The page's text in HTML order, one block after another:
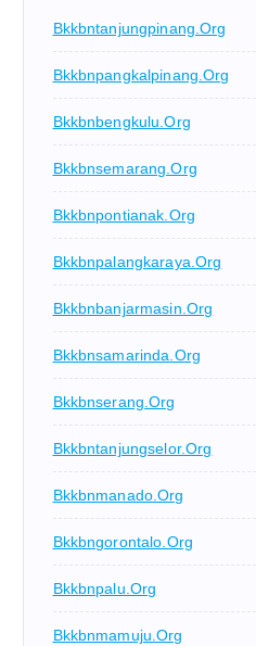
Bkkbntanjungpinang.org
Bkkbnpangkalpinang.org
Bkkbnbengkulu.org
Bkkbnsemarang.org
Bkkbnpontianak.org
Bkkbnpalangkaraya.org
Bkkbnbanjarmasin.org
Bkkbnsamarinda.org
Bkkbnserang.org
Bkkbntanjungselor.org
Bkkbnmanado.org
Bkkbngorontalo.org
Bkkbnpalu.org
Bkkbnmamuju.org